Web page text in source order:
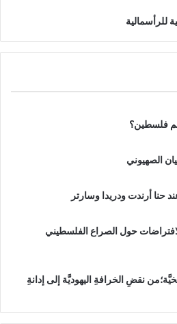
للرأسمالية
فلسطين؟
الصهيوني
حنا أرندت ودريدا وسارتر
حول الصراع الفلسطيني
نقضِ الخرافةِ اليهوديَّة إلى إدانةِ